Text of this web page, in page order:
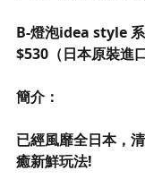
B-燈泡idea style
$530（日本原裝進
簡介：
已經風靡全日本，
癒新鮮玩法!